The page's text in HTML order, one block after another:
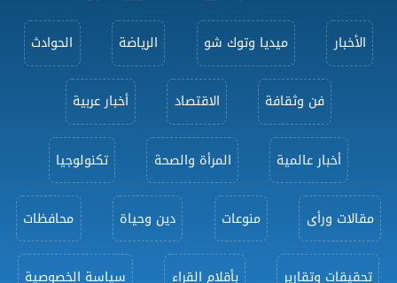
الأخبار ميديا وتوك شو الرياضة الحوادث
فن وثقافة الاقتصاد أخبار عربية
أخبار عالمية المرأة والصحة تكنولوجيا
مقالات ورأى منوعات دين وحياة محافظات
تحقيقات وتقارير بأقلام القراء سياسة الخصوصية